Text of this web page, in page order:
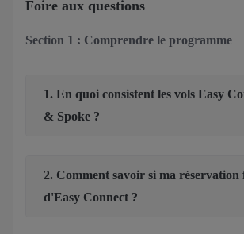
Foire aux questions
Section 1 : Comprendre le programme
1. En quoi consistent les vols Easy
& Spoke ?
2. Comment savoir si ma
d'Easy Connect ?